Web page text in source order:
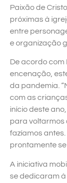
Paixão de
próximas à
entre
e organização
De acordo
encenação,
da pandemia.
com as
início deste
para voltarmos
fazíamos
prontamente se
A iniciativa
se dedicaram